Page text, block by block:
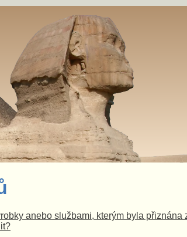
anebo službami, kterým byla přiznána